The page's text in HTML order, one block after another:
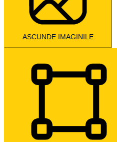
ASCUNDE IMAGINILE